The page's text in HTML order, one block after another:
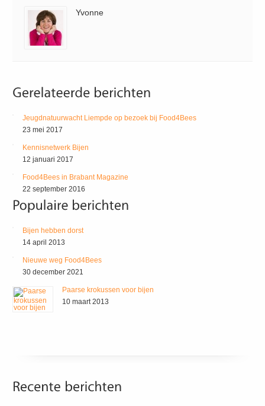
Yvonne
Jeugdnatuurwacht Liempde op bezoek bij Food4Bees
23 mei 2017
Kennisnetwerk Bijen
12 januari 2017
Food4Bees in Brabant Magazine
22 september 2016
Bijen hebben dorst
14 april 2013
Nieuwe weg Food4Bees
30 december 2021
Paarse krokussen voor bijen
10 maart 2013